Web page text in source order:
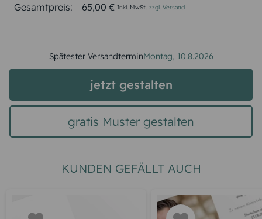
Gesamtpreis: 65,00 € Inkl. MwSt. zzgl. Versand
Spätester VersandterminMontag, 10.8.2026
jetzt gestalten
gratis Muster gestalten
KUNDEN GEFÄLLT AUCH